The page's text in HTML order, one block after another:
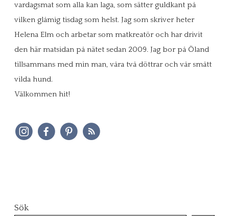
vardagsmat som alla kan laga, som sätter guldkant på
vilken glåmig tisdag som helst. Jag som skriver heter
Helena Elm och arbetar som matkreatör och har drivit
den här matsidan på nätet sedan 2009. Jag bor på Öland
tillsammans med min man, våra två döttrar och vår smått
vilda hund.
Välkommen hit!
Sök